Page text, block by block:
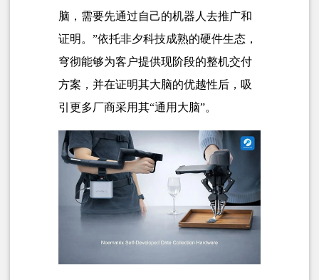
脑，需要先通过自己的机器人去推广和
证明。”依托非夕科技成熟的硬件生态，
穹彻能够为客户提供现阶段的整机交付
方案，并在证明其大脑的优越性后，吸
引更多厂商采用其“通用大脑”。